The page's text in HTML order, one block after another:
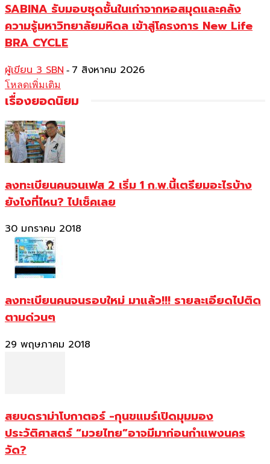
SABINA รับมอบชุดชั้นในเก่าจากหอสมุดและคลัง
ความรู้มหาวิทยาลัยมหิดล เข้าสู่โครงการ New Life
BRA CYCLE
ผู้เขียน 3 SBN - 7 สิงหาคม 2026
โหลดเพิ่มเติม
เรื่องยอดนิยม
ลงทะเบียนคนจนเฟส 2 เริ่ม 1 ก.พ.นี้เตรียมอะไรบ้าง
ยังไงที่ไหน? ไปเช็คเลย
30 มกราคม 2018
ลงทะเบียนคนจนรอบใหม่ มาแล้ว!!! รายละเอียดไปติด
ตามด่วนๆ
29 พฤษภาคม 2018
สยบดราม่าโบกาตอร์ -กุนขแมร์เปิดมุมมอง
ประวัติศาสตร์ “มวยไทย”อาจมีมาก่อนกำแพงนคร
วัด?